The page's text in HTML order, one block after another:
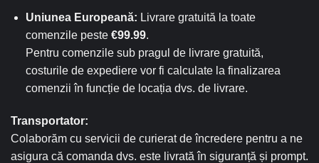
Uniunea Europeană: Livrare gratuită la toate
comenzile peste €99.99.
Pentru comenzile sub pragul de livrare gratuită,
costurile de expediere vor fi calculate la finalizarea
comenzii în funcție de locația dvs. de livrare.
Transportator:
Colaborăm cu servicii de curierat de încredere pentru a ne
asigura că comanda dvs. este livrată în siguranță și prompt.